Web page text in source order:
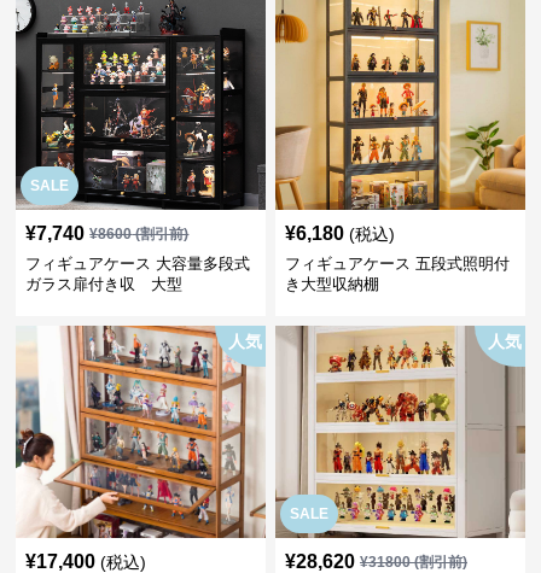
SALE
¥7,740 ¥8600(割引前)
フィギュアケース 大容量多段式
ガラス扉付き収 大型
¥6,180 (税込)
フィギュアケース 五段式照明付
き大型収納棚
人気
¥17,400 (税込)
SALE
人気
¥28,620 ¥31800(割引前)